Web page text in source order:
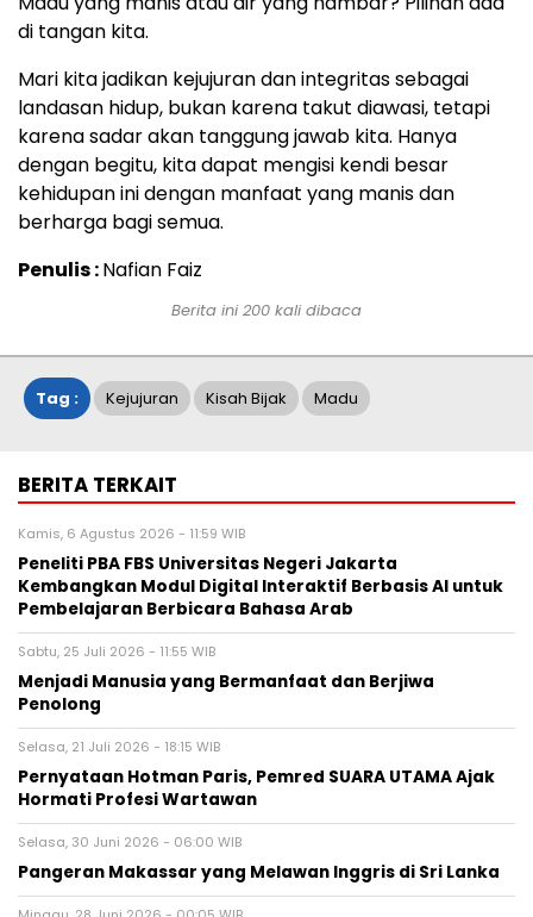
di tangan kita.
Mari kita jadikan kejujuran dan integritas sebagai
landasan hidup, bukan karena takut diawasi, tetapi
karena sadar akan tanggung jawab kita. Hanya
dengan begitu, kita dapat mengisi kendi besar
kehidupan ini dengan manfaat yang manis dan
berharga bagi semua.
Penulis :Nafian Faiz
Berita ini 200 kali dibaca
Tag : Kejujuran Kisah Bijak Madu
BERITA TERKAIT
Kamis, 6 Agustus 2026 - 11:59 WIB
Peneliti PBA FBS Universitas Negeri Jakarta
Kembangkan Modul Digital Interaktif Berbasis AI untuk
Pembelajaran Berbicara Bahasa Arab
Sabtu, 25 Juli 2026 - 11:55 WIB
Menjadi Manusia yang Bermanfaat dan Berjiwa
Penolong
Selasa, 21 Juli 2026 - 18:15 WIB
Pernyataan Hotman Paris, Pemred SUARA UTAMA Ajak
Hormati Profesi Wartawan
Selasa, 30 Juni 2026 - 06:00 WIB
Pangeran Makassar yang Melawan Inggris di Sri Lanka